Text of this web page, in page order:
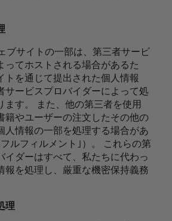
ブサイトの一部は、第三者サービ
ってホストされる場合があるた
トを通じて提出された個人情報
サービスプロバイダーによって処
ます。 また、他の第三者を使用
籍やユーザーの注文したその他の
人情報の一部を処理する場合があ
ルフィルメント｣）。 これらの第
イダーはすべて、私たちに代わっ
報を処理し、厳重な機密保持義務
理